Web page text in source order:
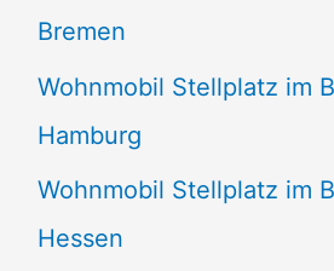
Bremen
Wohnmobil Stellplatz im
Hamburg
Wohnmobil Stellplatz im
Hessen